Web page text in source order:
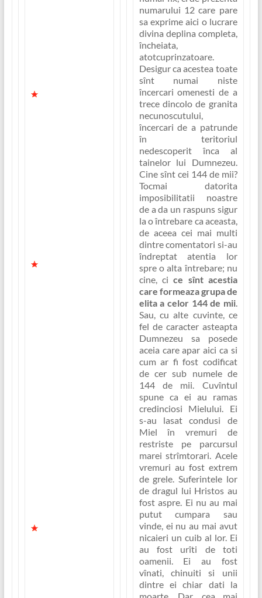
În capitolul 13
În capitolul 13
În capitolul 13
numarului 12 care pare
sa exprime aici o lucrare
divina deplina completa,
încheiata,
atotcuprinzatoare.
Desigur ca acestea toate
sînt numai niste
încercari omenesti de a
trece dincolo de granita
necunoscutului,
încercari de a patrunde
în teritoriul
nedescoperit înca al
tainelor lui Dumnezeu.
Cine sînt cei 144 de mii?
Tocmai datorita
imposibilitatii noastre
de a da un raspuns sigur
la o întrebare ca aceasta,
de aceea cei mai multi
dintre comentatori si-au
îndreptat atentia lor
spre o alta întrebare; nu
cine, cice sînt acestia
care formeaza grupa de
elita a celor 144 de mii.
Sau, cu alte cuvinte, ce
fel de caracterasteapta
Dumnezeu sa posede
aceia care apar aici ca si
cum ar fi fost codificat
de cer sub numele de
144 de mii. Cuvîntul
spune ca ei au ramas
credinciosi Mielului. Ei
s-au lasat condusi de
Miel în vremuri de
restriste pe parcursul
marei strîmtorari. Acele
vremuri au fost extrem
de grele. Suferintele lor
de dragul lui Hristos au
fost aspre. Ei nu au mai
putut cumpara sau
vinde, ei nu au mai avut
nicaieri un cuib al lor. Ei
au fost urîti de toti
oamenii. Ei au fost
vînati, chinuiti si unii
dintre ei chiar dati la